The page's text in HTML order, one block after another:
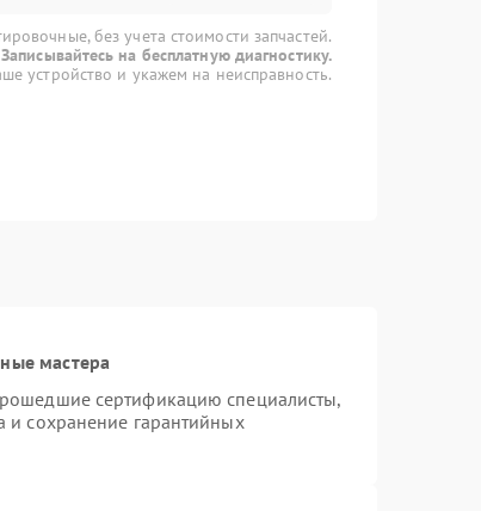
без учета стоимости запчастей.
Записывайтесь на бесплатную диагностику.
устройство и укажем на неисправность.
мастера
сертификацию специалисты,
и сохранение гарантийных